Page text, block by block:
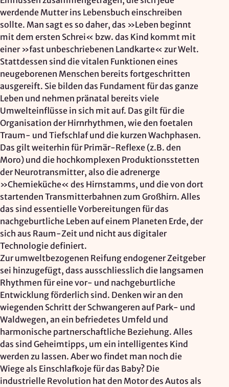
werdende Mutter ins Lebensbuch einschreiben
sollte. Man sagt es so daher, das »Leben beginnt
mit dem ersten Schrei« bzw. das Kind kommt mit
einer »fast unbeschriebenen Landkarte« zur Welt.
Stattdessen sind die vitalen Funktionen eines
neugeborenen Menschen bereits fortgeschritten
ausgereift. Sie bilden das Fundament für das ganze
Leben und nehmen pränatal bereits viele
Umwelteinflüsse in sich mit auf. Das gilt für die
Organisation der Hirnrhythmen, wie den foetalen
Traum- und Tiefschlaf und die kurzen Wachphasen.
Das gilt weiterhin für Primär-Reflexe (z.B. den
Moro) und die hochkomplexen Produktionsstetten
der Neurotransmitter, also die adrenerge
»Chemieküche« des Hirnstamms, und die von dort
startenden Transmitterbahnen zum Großhirn. Alles
das sind essentielle Vorbereitungen für das
nachgeburtliche Leben auf einem Planeten Erde, der
sich aus Raum-Zeit und nicht aus digitaler
Technologie definiert.
Zur umweltbezogenen Reifung endogener Zeitgeber
sei hinzugefügt, dass ausschliesslich die langsamen
Rhythmen für eine vor- und nachgeburtliche
Entwicklung förderlich sind. Denken wir an den
wiegenden Schritt der Schwangeren auf Park- und
Waldwegen, an ein befriedetes Umfeld und
harmonische partnerschaftliche Beziehung. Alles
das sind Geheimtipps, um ein intelligentes Kind
werden zu lassen. Aber wo findet man noch die
Wiege als Einschlafkoje für das Baby? Die
industrielle Revolution hat den Motor des Autos als